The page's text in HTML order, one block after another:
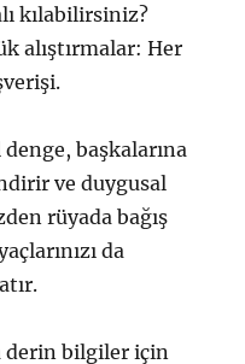
kılabilirsiniz?
alıştırmalar: Her
başkalarına
ve duygusal
rüyada bağış
da
derin bilgiler için